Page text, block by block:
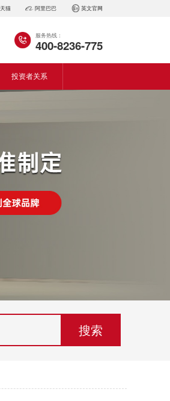
天猫 阿里巴巴 英文官网
服务热线：
400-8236-775
投资者关系